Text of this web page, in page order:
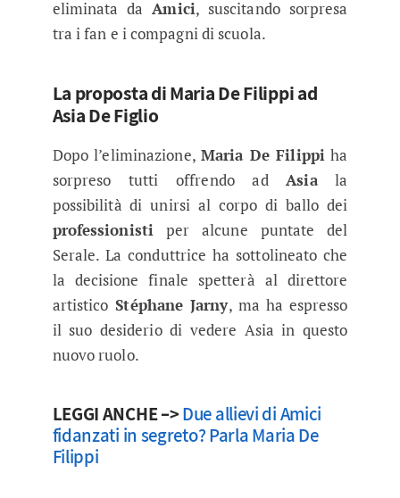
eliminata daAmici, suscitando sorpresa
tra i fan e i compagni di scuola.
La proposta di Maria De Filippi ad
Asia De Figlio
Dopo l’eliminazione, Maria De Filippiha
sorpreso tutti offrendo adAsiala
possibilità di unirsi al corpo di ballo dei
professionistiper alcune puntate del
Serale. La conduttrice ha sottolineato che
la decisione finale spetterà al direttore
artistico Stéphane Jarny, ma ha espresso
il suo desiderio di vedere Asia in questo
nuovo ruolo.
LEGGI ANCHE –>Due allievi di Amici
fidanzati in segreto? Parla Maria De
Filippi